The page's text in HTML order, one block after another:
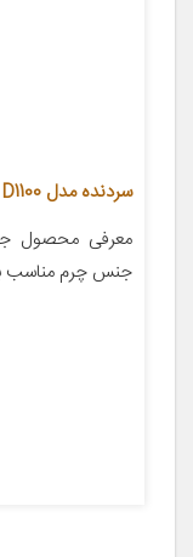
سردنده مدل D1100
جنس چرم مناسب